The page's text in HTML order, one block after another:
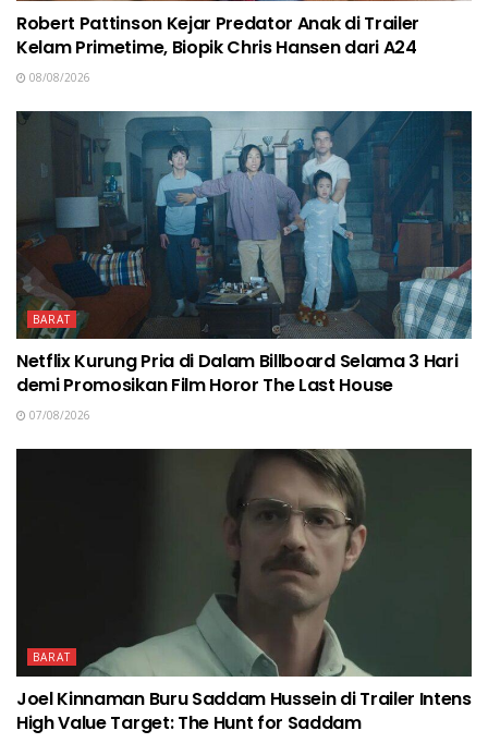
Robert Pattinson Kejar Predator Anak di Trailer
Kelam Primetime, Biopik Chris Hansen dari A24
08/08/2026
BARAT
Netflix Kurung Pria di Dalam Billboard Selama 3 Hari
demi Promosikan Film Horor The Last House
07/08/2026
BARAT
Joel Kinnaman Buru Saddam Hussein di Trailer Intens
High Value Target: The Hunt for Saddam